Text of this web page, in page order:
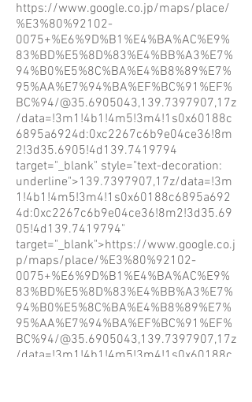
https://www.google.co.jp/maps/place/
%E3%80%92102-
0075+%E6%9D%B1%E4%BA%AC%E9%
83%BD%E5%8D%83%E4%BB%A3%E7%
94%B0%E5%8C%BA%E4%B8%89%E7%
95%AA%E7%94%BA%EF%BC%91%EF%
BC%94/@35.6905043,139.7397907,17z
/data=!3m1!4b1!4m5!3m4!1s0x60188c
6895a6924d:0xc2267c6b9e04ce36!8m
2!3d35.6905!4d139.7419794
target="_blank" style="text-decoration:
underline">139.7397907,17z/data=!3m
1!4b1!4m5!3m4!1s0x60188c6895a692
4d:0xc2267c6b9e04ce36!8m2!3d35.69
05!4d139.7419794"
target="_blank">https://www.google.co.j
p/maps/place/%E3%80%92102-
0075+%E6%9D%B1%E4%BA%AC%E9%
83%BD%E5%8D%83%E4%BB%A3%E7%
94%B0%E5%8C%BA%E4%B8%89%E7%
95%AA%E7%94%BA%EF%BC%91%EF%
BC%94/@35.6905043,139.7397907,17z
/data=!3m1!4b1!4m5!3m4!1s0x60188c